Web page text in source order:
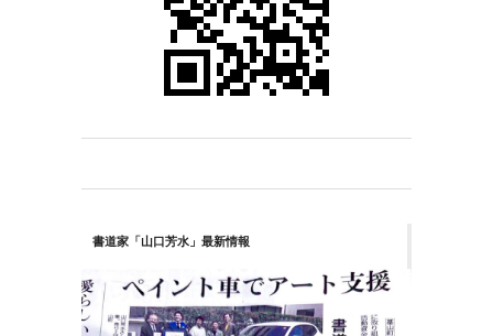
書道家「山口芳水」最新情報